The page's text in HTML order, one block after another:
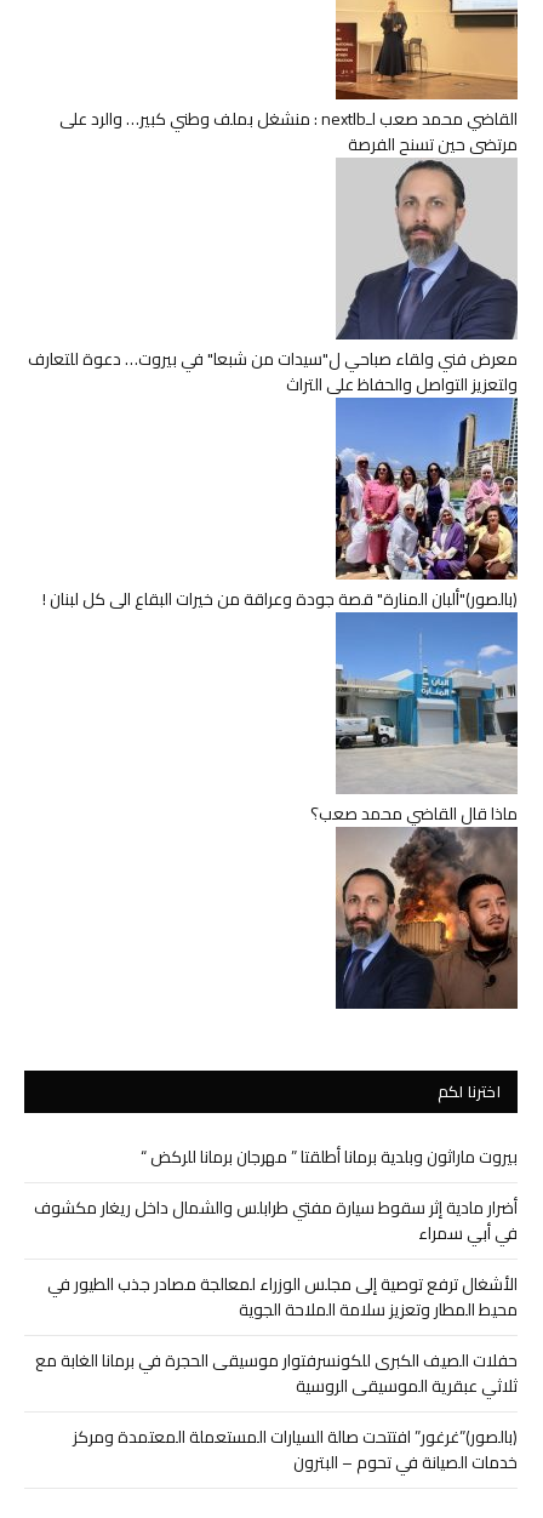
القاضي محمد صعب لـnextlb : منشغل بملف وطني كبير… والرد على
مرتضى حين تسنح الفرصة
معرض فني ولقاء صباحي ل"سيدات من شبعا" في بيروت… دعوة للتعارف
ولتعزيز التواصل والحفاظ على التراث
(بالصور)"ألبان المنارة" قصة جودة وعراقة من خيرات البقاع الى كل لبنان !
ماذا قال القاضي محمد صعب؟
اخترنا لكم
بيروت ماراثون وبلدية برمانا أطلقتا ” مهرجان برمانا للركض “
أضرار مادية إثر سقوط سيارة مفتي طرابلس والشمال داخل ريغار مكشوف
في أبي سمراء
الأشغال ترفع توصية إلى مجلس الوزراء لمعالجة مصادر جذب الطيور في
محيط المطار وتعزيز سلامة الملاحة الجوية
حفلات الصيف الكبرى للكونسرفتوار موسيقى الحجرة في برمانا الغابة مع
ثلاثي عبقرية الموسيقى الروسية
(بالصور)”غرغور” افتتحت صالة السيارات المستعملة المعتمدة ومركز
خدمات الصيانة في تحوم – البترون